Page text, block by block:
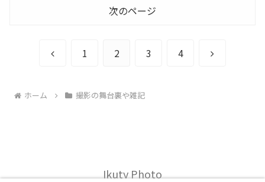
次のページ
前
1 2 3 4
次
ホーム 撮影の舞台裏や雑記
Ikuty Photo